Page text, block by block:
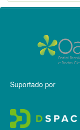
Suportado por